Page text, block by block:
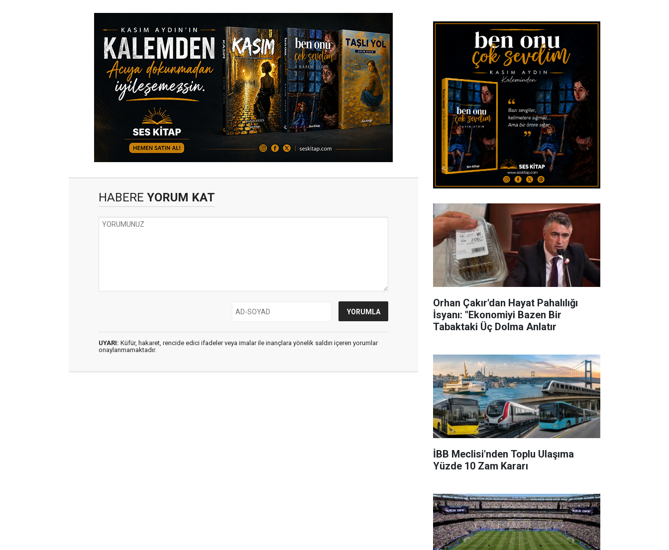
HABERE YORUM KAT
UYARI: Küfür, hakaret, rencide edici ifadeler veya imalar ile inançlara yönelik saldırı içeren yorumlar
onaylanmamaktadır.
Orhan Çakır'dan Hayat Pahalılığı
İsyanı: "Ekonomiyi Bazen Bir
Tabaktaki Üç Dolma Anlatır
İBB Meclisi'nden Toplu Ulaşıma
Yüzde 10 Zam Kararı